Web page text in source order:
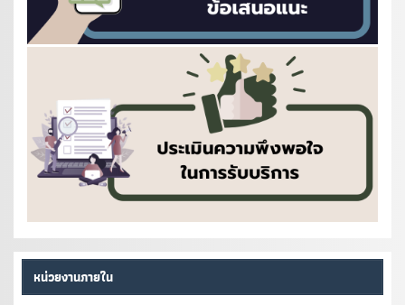
หน่วยงานภายใน